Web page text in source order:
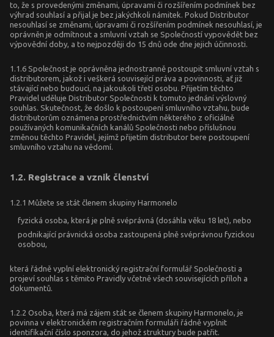
to, že s provedenými změnami, úpravami či rozšířením podmínek bez
výhrad souhlasí a přijal je bez jakýchkoli námitek. Pokud Distributor
nesouhlasí se změnami, úpravami či rozšířením podmínek nesouhlasí, je
oprávněn je odmítnout a smluvní vztah se Společností vypovědět bez
výpovědní doby, a to nejpozději do 15 dnů ode dne jejich účinnosti.
1.1.6 Společnost je oprávněna jednostranně postoupit smluvní vztah s
distributorem, jakož i veškerá související práva a povinnosti, ať již
stávající nebo budoucí, na jakoukoli třetí osobu. Přijetím těchto
Pravidel uděluje Distributor Společnosti k tomuto jednání výslovný
souhlas. Skutečnost, že došlo k postoupení smluvního vztahu, bude
distributorům oznámena prostřednictvím některého z oficiálně
používaných komunikačních kanálů Společnosti nebo příslušnou
změnou těchto Pravidel, jejímž přijetím distributor bere postoupení
smluvního vztahu na vědomí.
1.2. Registrace a vznik členství
1.2.1 Můžete se stát členem skupiny Harmonelo
fyzická osoba, která je plně svéprávná (dosáhla věku 18 let), nebo
podnikající právnická osoba zastoupená plně svéprávnou fyzickou
osobou,
která řádně vyplní elektronický registrační formulář Společnosti a
projeví souhlas s těmito Pravidly včetně všech souvisejících příloh a
dokumentů.
1.2.2 Osoba, která má zájem stát se členem skupiny Harmonelo, je
povinna v elektronickém registračním formuláři řádně vyplnit
identifikační číslo sponzora, do jehož struktury bude patřit.